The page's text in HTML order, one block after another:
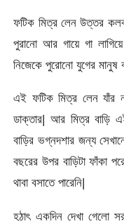
ফটিক মিত্র লেন উত্তর
পুরানো আর গায়ে গা
নিজেকে পুরোনো যুগের মানুষ
এই ফটিক মিত্র লেন যাঁর
ডাক্তার| আর মিত্র বাড়ি
বাড়ির ভগ্নদশার জন্য
বছরের উপর বাড়িটা ফাঁকা
থাবা বসাতে পারেনি|
হঠাৎ একদিন দেখা গেলো